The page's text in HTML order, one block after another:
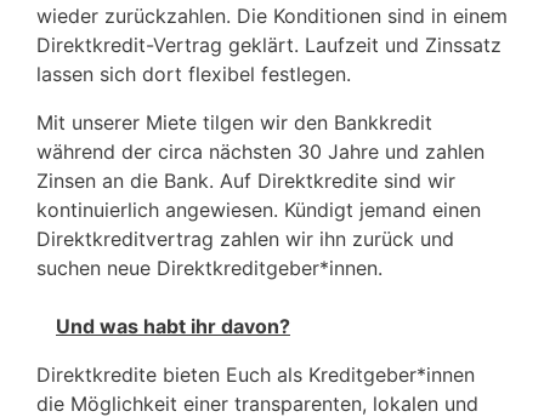
wieder zurückzahlen. Die Konditionen sind in einem
Direktkredit-Vertrag geklärt. Laufzeit und Zinssatz
lassen sich dort flexibel festlegen.
Mit unserer Miete tilgen wir den Bankkredit
während der circa nächsten 30 Jahre und zahlen
Zinsen an die Bank. Auf Direktkredite sind wir
kontinuierlich angewiesen. Kündigt jemand einen
Direktkreditvertrag zahlen wir ihn zurück und
suchen neue Direktkreditgeber*innen.
Und was habt ihr davon?
Direktkredite bieten Euch als Kreditgeber*innen
die Möglichkeit einer transparenten, lokalen und